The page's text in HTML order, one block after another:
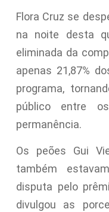
Flora Cruz se
na noite desta
eliminada da
apenas 21,87%
programa,
público entre
permanência.
Os peões Gui
também
disputa pelo
divulgou as